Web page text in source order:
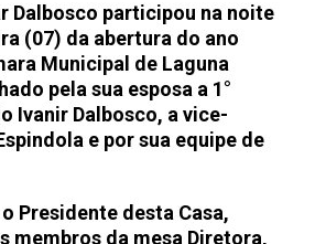
Dalbosco participou na noite
(07) da abertura do ano
Municipal de Laguna
pela sua esposa a 1°
Ivanir Dalbosco, a vice-
e por sua equipe de
Presidente desta Casa,
membros da mesa Diretora,